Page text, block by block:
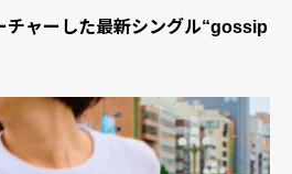
ャーした最新シングル“gossip